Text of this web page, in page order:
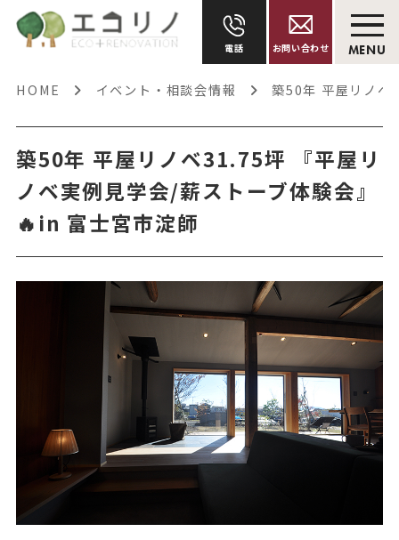
電話 お問い合わせ MENU
HOME イベント・相談会情報 築50年 平屋リノベ
築50年 平屋リノベ31.75坪 『平屋リ
ノベ実例見学会/薪ストーブ体験会』
🔥in 富士宮市淀師